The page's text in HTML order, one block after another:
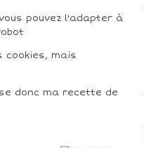
pouvez l'adapter à
cookies, mais
donc ma recette de